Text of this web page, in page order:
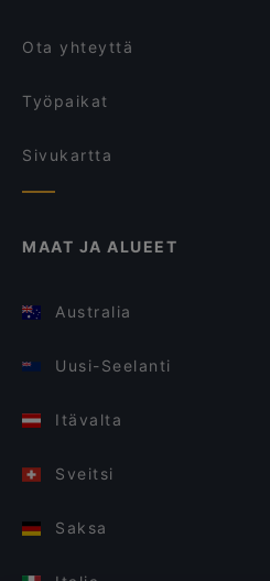
Ota yhteyttä
Työpaikat
Sivukartta
MAAT JA ALUEET
Australia
Uusi-Seelanti
Itävalta
Sveitsi
Saksa